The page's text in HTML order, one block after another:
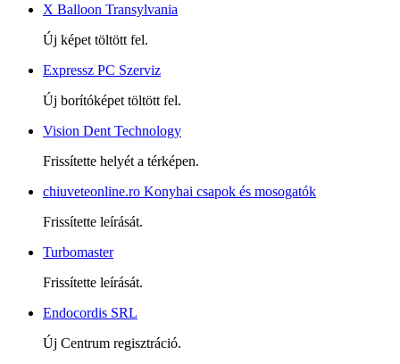
X Balloon Transylvania
Új képet töltött fel.
Expressz PC Szerviz
Új borítóképet töltött fel.
Vision Dent Technology
Frissítette helyét a térképen.
chiuveteonline.ro Konyhai csapok és mosogatók
Frissítette leírását.
Turbomaster
Frissítette leírását.
Endocordis SRL
Új Centrum regisztráció.